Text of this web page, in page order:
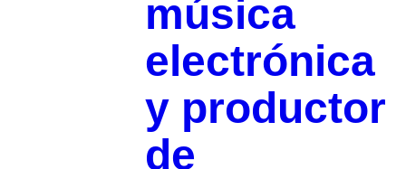
música
electrónica
y productor
de